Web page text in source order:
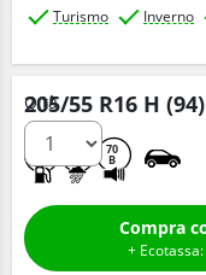
Turismo Inverno
205/55 R16 H (94)
70
B
Q.tà